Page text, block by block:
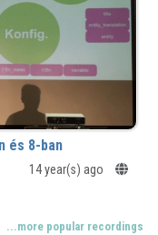
és 8-ban
14 year(s) ago
...more popular recordings